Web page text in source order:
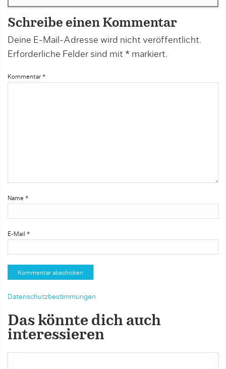
Schreibe einen Kommentar
Deine E-Mail-Adresse wird nicht veröffentlicht.
Erforderliche Felder sind mit * markiert.
Kommentar *
Name *
E-Mail *
Datenschutzbestimmungen
Das könnte dich auch
interessieren